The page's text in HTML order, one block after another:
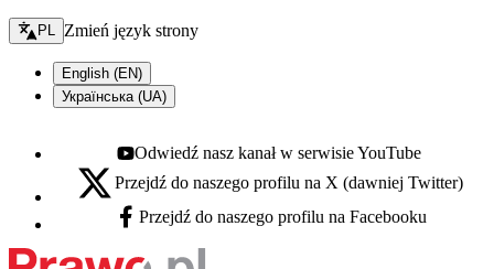
Zmień język - bieżący:
PL Zmień język strony
English (EN)
Українська (UA)
Youtube - otwiera się w nowej karcie
Odwiedź nasz kanał w serwisie YouTube
X - otwiera się w nowej karcie
Przejdź do naszego profilu na X (dawniej Twitter)
Facebook - otwiera się w nowej karcie
Przejdź do naszego profilu na Facebooku